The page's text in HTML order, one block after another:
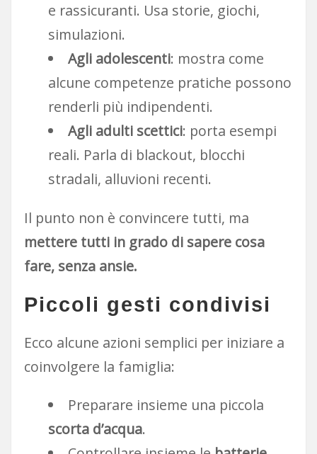
e rassicuranti. Usa storie, giochi,
simulazioni.
Agli adolescenti: mostra come
alcune competenze pratiche possono
renderli più indipendenti.
Agli adulti scettici: porta esempi
reali. Parla di blackout, blocchi
stradali, alluvioni recenti.
Il punto non è convincere tutti, ma
mettere tutti in grado di sapere cosa
fare, senza ansie.
Piccoli gesti condivisi
Ecco alcune azioni semplici per iniziare a
coinvolgere la famiglia:
Preparare insieme una piccola
scorta d’acqua.